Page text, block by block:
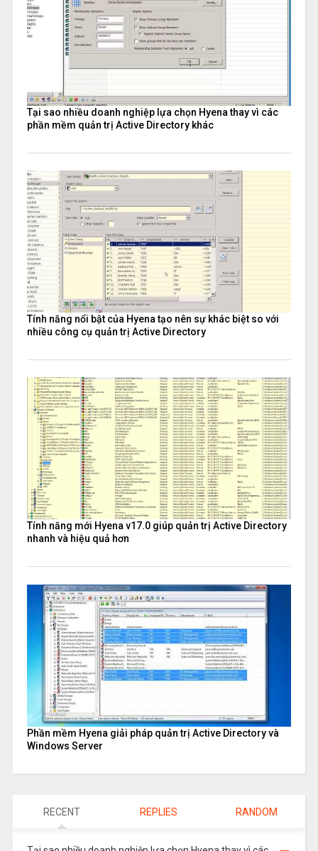
Tại sao nhiều doanh nghiệp lựa chọn Hyena thay vì các
phần mềm quản trị Active Directory khác
Tính năng nổi bật của Hyena tạo nên sự khác biệt so với
nhiều công cụ quản trị Active Directory
Tính năng mới Hyena v17.0 giúp quản trị Active Directory
nhanh và hiệu quả hơn
Phần mềm Hyena giải pháp quản trị Active Directory và
Windows Server
RECENT REPLIES RANDOM